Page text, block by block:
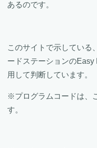
あるのです。
このサイトで示している
ードステーションの
用して判断しています。
※プログラムコードは、
す。